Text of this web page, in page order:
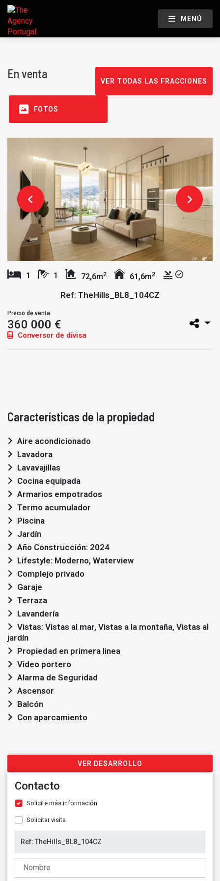
MENÚ
En venta
VER TODAS LAS FRACCIONES
FOTOS
1 1 72,6m2 61,6m2
Ref: TheHills_BL8_104CZ
Precio de venta
360 000 €
Conversor de divisa
Características de la propiedad
Aire acondicionado
Lavadora
Lavavajillas
Cocina equipada
Armarios empotrados
Termo acumulador
Piscina
Jardín
Año Construcción: 2024
Lifestyle: Moderno, Waterview
Complejo privado
Garaje
Terraza
Lavandería
jardín
Propiedad en primera linea
Video portero
Alarma de Seguridad
Ascensor
Balcón
Con aparcamiento
VER DESARROLLO
Contacto
Solicite más información
Solicitar visita